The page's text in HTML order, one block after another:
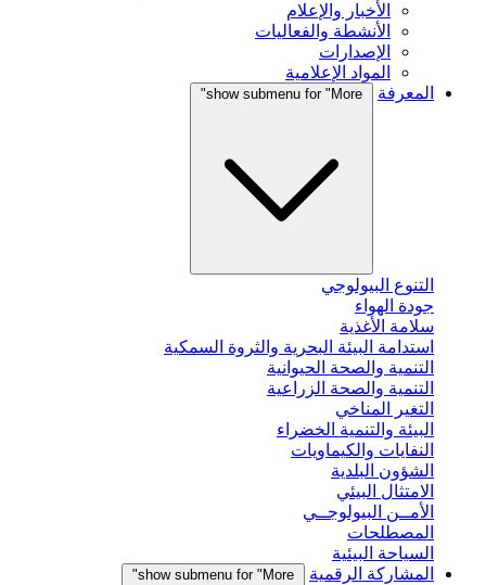
الأخبار والإعلام
الأنشطة والفعاليات
الإصدارات
المواد الإعلامية
المعرفة
show submenu for "More"
التنوع البيولوجي
جودة الهواء
سلامة الأغذية
استدامة البيئة البحرية والثروة السمكية
التنمية والصحة الحيوانية
التنمية والصحة الزراعية
التغير المناخي
البيئة والتنمية الخضراء
النفايات والكيماويات
الشؤون البلدية
الامتثال البيئي
الأمــن البيولوجــي
المصطلحات
السياحة البيئية
المشاركة الرقمية
show submenu for "More"